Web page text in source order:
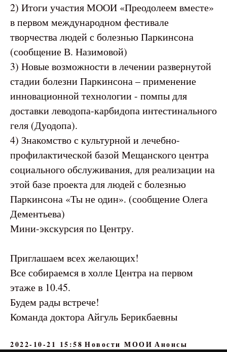
2) Итоги участия МООИ «Преодолеем вместе»
в первом международном фестивале
творчества людей с болезнью Паркинсона
(сообщение В. Назимовой)
3) Новые возможности в лечении развернутой
стадии болезни Паркинсона – применение
инновационной технологии - помпы для
доставки леводопа-карбидопа интестинального
геля (Дуодопа).
4) Знакомство с культурной и лечебно-
профилактической базой Мещанского центра
социального обслуживания, для реализации на
этой базе проекта для людей с болезнью
Паркинсона «Ты не один». (сообщение Олега
Дементьева)
Мини-экскурсия по Центру.
Приглашаем всех желающих!
Все собираемся в холле Центра на первом
этаже в 10.45.
Будем рады встрече!
Команда доктора Айгуль Берикбаевны
2022-10-21 15:58 Новости МООИ Анонсы